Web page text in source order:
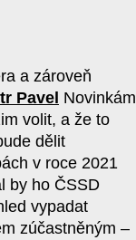
a zároveň
Pavel Novinkám
volit, a že to
dělit
v roce 2021
by ho ČSSD
vypadat
zúčastněným –